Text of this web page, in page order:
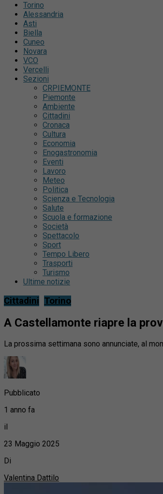
Torino
Alessandria
Asti
Biella
Cuneo
Novara
VCO
Vercelli
Sezioni
CRPIEMONTE
Piemonte
Ambiente
Cittadini
Cronaca
Cultura
Economia
Enogastronomia
Eventi
Lavoro
Meteo
Politica
Scienza e Tecnologia
Salute
Scuola e formazione
Società
Spettacolo
Sport
Tempo Libero
Trasporti
Turismo
Ultime notizie
Cittadini Torino
A Castellamonte riapre la
La prossima settimana sono annunciate, al
Pubblicato
1 anno fa
il
23 Maggio 2025
Di
Valentina Dattilo